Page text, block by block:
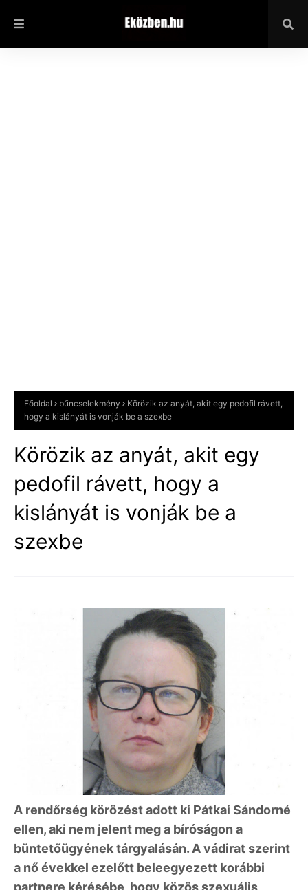
Főoldal bűncselekmény
Körözik az anyát, akit egy pedofil rávett,
hogy a kislányát is vonják be a szexbe
Körözik az anyát, akit egy
pedofil rávett, hogy a
kislányát is vonják be a
szexbe
A rendőrség körözést adott ki Pátkai Sándorné
ellen, aki nem jelent meg a bíróságon a
büntetőügyének tárgyalásán. A vádirat szerint
a nő évekkel ezelőtt beleegyezett korábbi
partnere kérésébe, hogy közös szexuális